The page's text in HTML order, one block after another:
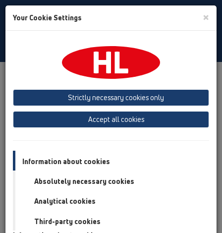
Toggle
Pregled proizvoda 06 strojevi za pranje
Pregled proizvoda
06 strojevi za pranje
Pribor
HL01000D
06 strojevi za pranje / Pribor / Rezervni
Ravna brtva 1"
Your Cookie Settings ×
Strictly necessary cookies only
Accept all cookies
Information about cookies
Absolutely necessary cookies
Analytical cookies
Third-party cookies